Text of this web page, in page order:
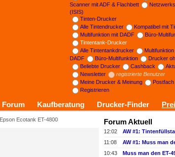
Scanner mit ADF & Flachbett
(ISIS)
Tinten-Drucker
Alle Tintendrucker
Kompatibel mit
Multifunktion mit DADF
Büro-
Tintentank-Drucker
Alle Tintentankdrucker
DADF
Büro-Multifunktion
Drucker
Beliebte Drucker
Cashback
Newsletter
registrierte Benutzer
Meine Drucker & Meinung
Postfach
Registrieren
Forum Kaufberatung Drucker-Finder
Epson Ecotank ET-4800 Forum Aktuell
12:02
11:08
10:43